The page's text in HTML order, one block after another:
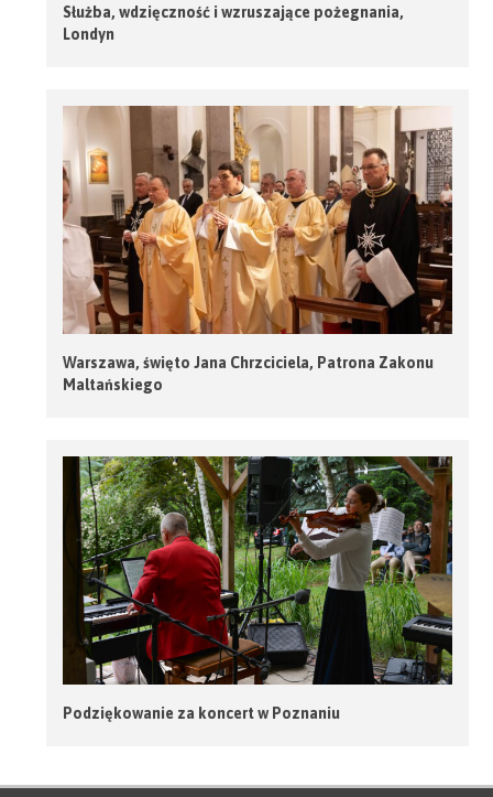
Służba, wdzięczność i wzruszające pożegnania,
Londyn
Warszawa, święto Jana Chrzciciela, Patrona Zakonu
Maltańskiego
Podziękowanie za koncert w Poznaniu